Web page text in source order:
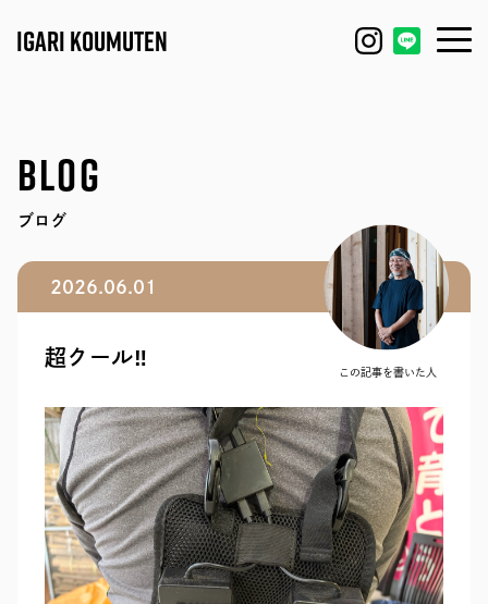
IGARI KOUMUTEN
MODEL HOUSE
IGARI FARM
COMPANY
DAGASHI
STAFF
IGARI SOBA
RECRUIT
SEAS0N BY MYSELF
BLOG
ブログ
2026.06.01
この記事を書いた人
超クール‼︎